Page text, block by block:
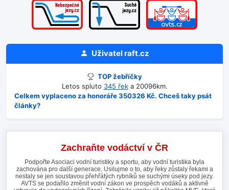
Uživatelraft.cz
TOP žebříčky
Letos spluto 345 řeka 20096km.
Celkem vyplaceno za honoráře 350326 Kč. Chceš taky psát
články?